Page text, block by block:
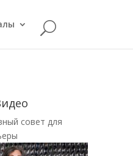
совет для